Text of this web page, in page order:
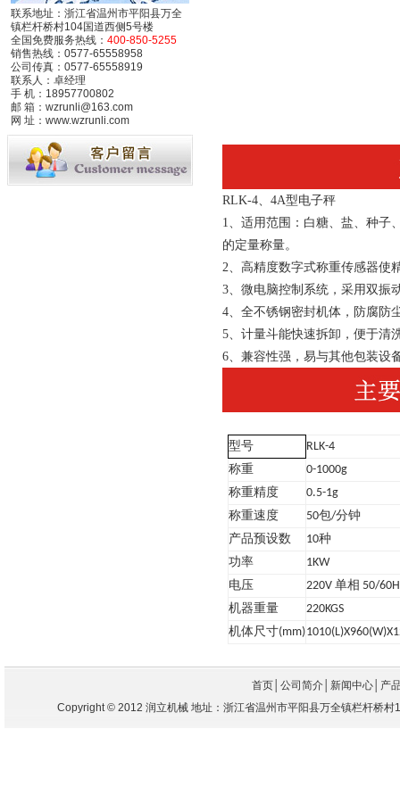
联系地址：浙江省温州市平阳县万全
镇栏杆桥村104国道西侧5号楼
全国免费服务热线： 400-850-5255
销售热线：0577-65558958
公司传真：0577-65558919
联系人：卓经理
手 机：18957700802
邮 箱：wzrunli@163.com
网 址：www.wzrunli.com
RLK-4、 4A型电子秤
1、适用范围：白糖、盐、种子
的定量称量。
2、高精度数字式称重传感器使
3、微电脑控制系统，采用双振
4、全不锈钢密封机体，防腐防
5、计量斗能快速拆卸，便于清
6、兼容性强，易与其他包装设
型号
RLK-4
称重
0-1000g
称重精度
0.5-1g
称重速度
50包/分钟
产品预设数
10种
功率
1KW
电压
220V单相 50/
机器重量
220KGS
机体尺寸(mm)
首页 公司简介 新闻中心
产
Copyright©2012 润立机械 地址：浙江省温州市平阳县万全镇栏杆桥